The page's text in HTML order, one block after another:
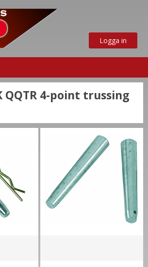
Logga in
QQTR 4-point trussing